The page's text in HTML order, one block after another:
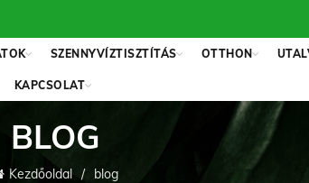
SZENNYVÍZTISZTÍTÁS OTTHON
KAPCSOLAT
BLOG
Kezdőoldal blog